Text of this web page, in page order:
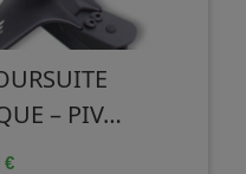
– PIV…
€